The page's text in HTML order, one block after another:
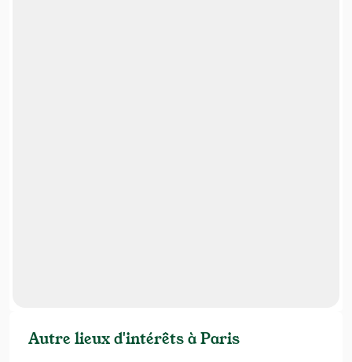
Autre lieux d'intérêts à Paris